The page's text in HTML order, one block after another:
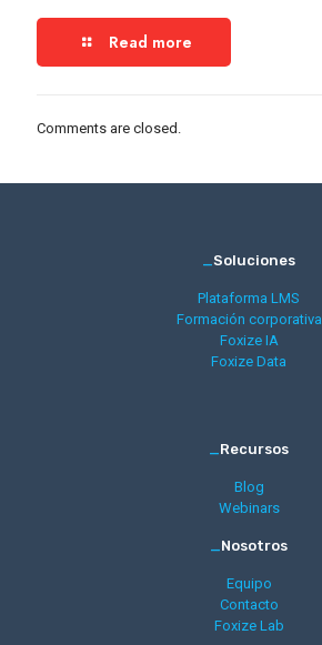
Read more
Comments are closed.
_Soluciones
Plataforma LMS
Formación corporativa
Foxize IA
Foxize Data
_Recursos
Blog
Webinars
_Nosotros
Equipo
Contacto
Foxize Lab